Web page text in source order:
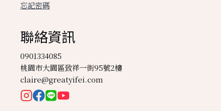
忘記密碼
聯絡資訊
0901334085
桃園市大園區致祥一街95號2樓
claire@greatyifei.com